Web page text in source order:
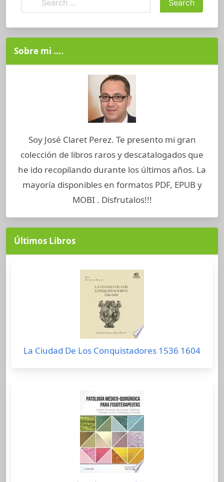
Sobre mi ….
Soy José Claret Perez. Te presento mi gran
colección de libros raros y descatalogados que
he ido recopilando durante los últimos años. La
mayoría disponibles en formatos PDF, EPUB y
MOBI . Disfrutalos!!!
Últimos Libros
La Ciudad De Los Conquistadores 1536 1604